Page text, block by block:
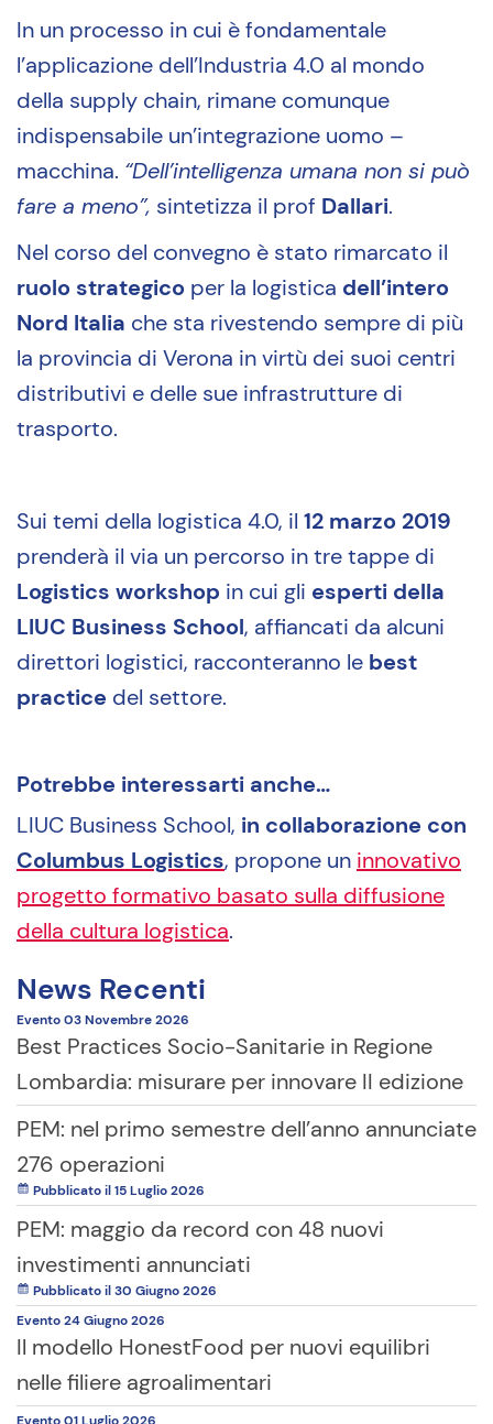
In un processo in cui è fondamentale
l’applicazione dell’Industria 4.0 al mondo
della supply chain, rimane comunque
indispensabile un’integrazione uomo –
macchina. “Dell’intelligenza umana non si può
fare a meno”, sintetizza il prof Dallari.
Nel corso del convegno è stato rimarcato il
ruolo strategico per la logistica dell’intero
Nord Italia che sta rivestendo sempre di più
la provincia di Verona in virtù dei suoi centri
distributivi e delle sue infrastrutture di
trasporto.
Sui temi della logistica 4.0, il 12 marzo 2019
prenderà il via un percorso in tre tappe di
Logistics workshop in cui gli esperti della
LIUC Business School, affiancati da alcuni
direttori logistici, racconteranno le best
practice del settore.
Potrebbe interessarti anche…
LIUC Business School, in collaborazione con
Columbus Logistics, propone un innovativo
progetto formativo basato sulla diffusione
della cultura logistica.
News Recenti
Evento03 Novembre2026
Best Practices Socio-Sanitarie in Regione
Lombardia: misurare per innovare II edizione
PEM: nel primo semestre dell’anno annunciate
276 operazioni
Pubblicato il 15 Luglio 2026
PEM: maggio da record con 48 nuovi
investimenti annunciati
Pubblicato il 30 Giugno 2026
Evento24 Giugno2026
Il modello HonestFood per nuovi equilibri
nelle filiere agroalimentari